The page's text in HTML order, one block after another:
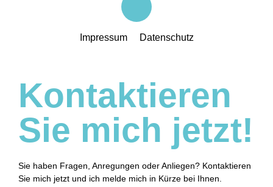
Impressum Datenschutz
Kontaktieren
Sie mich jetzt!
Sie haben Fragen, Anregungen oder Anliegen? Kontaktieren
Sie mich jetzt und ich melde mich in Kürze bei Ihnen.